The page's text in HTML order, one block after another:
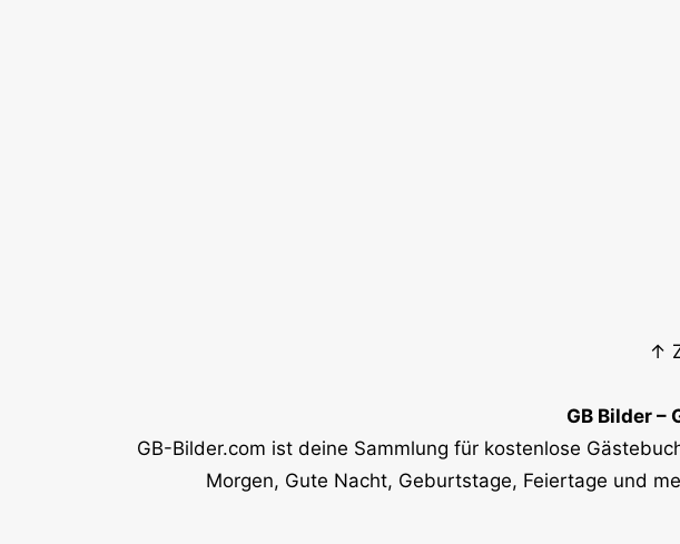
↑
GB Bilder –
GB-Bilder.com ist deine Sammlung für kostenlose
Morgen, Gute Nacht, Geburtstage, Feiertage und